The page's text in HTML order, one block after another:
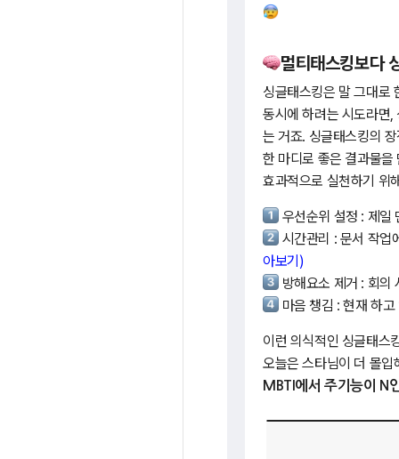
멀티태스킹보
싱글태스킹은 말 그대로
동시에 하려는 시도라면
는 거죠. 싱글태스킹의
한 마디로 좋은 결과물
효과적으로 실천하기 위
우선순위 설정 : 제일
시간관리 : 문서 작업
아보기)
방해요소 제거 : 회의
마음 챙김 : 현재 하
이런 의식적인 싱글태스
오늘은 스타님이 더 몰
MBTI에서 주기능이 N